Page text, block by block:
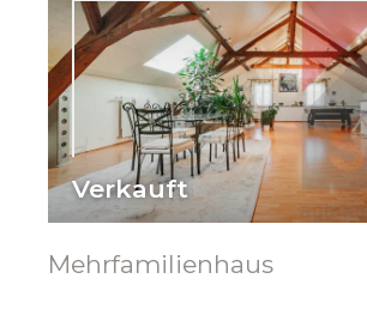
Verkauft
Mehrfamilienhaus